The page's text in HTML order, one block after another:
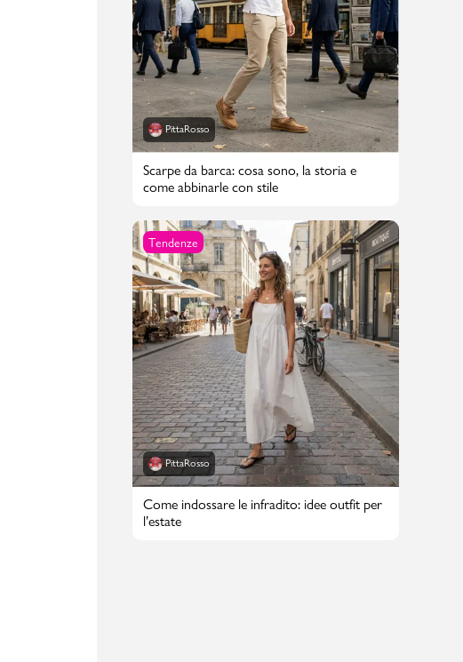
PittaRosso
Scarpe da barca: cosa sono, la storia e
come abbinarle con stile
Tendenze
PittaRosso
Come indossare le infradito: idee outfit per
l’estate